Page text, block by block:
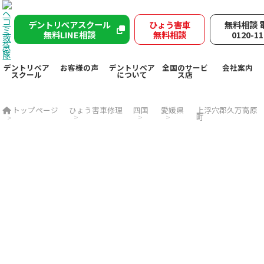
デントリペアスクール
無料LINE相談
ひょう害車
無料相談
無料相談
0120-
デントリペア
スクール
お客様の声 デントリペア
について
全国のサービ
ス店
会社案内
トップページ ひょう害車修理 四国 愛媛県 上浮穴郡久万高原
町